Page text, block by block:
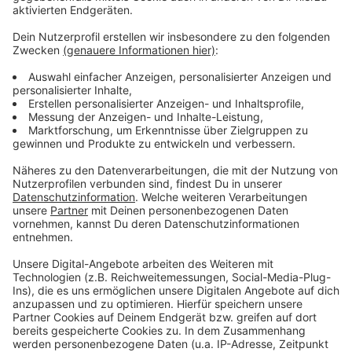
Das zufälligste Wissen der Welt mit Hendrik
Anzeige
Das gesamte Wissen ist immer dabei: Dank
quasi das sämtliches Wissen der Menschheit ständig
in der Hosentasche. Immerhin gibt es fast 3 Millionen
deutsche Wikipedia-Artikel. Und unser Moderator
Hendrik Frost dachte sich: 'Es wird Zeit, dass sich das
Anzeige